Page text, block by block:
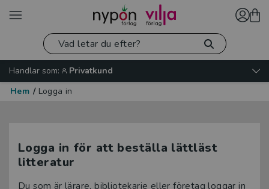
Handlar som:
Privatkund
Hem / Logga in
Logga in för att beställa lättläst
litteratur
Du som är lärare, bibliotekarie eller företag loggar in